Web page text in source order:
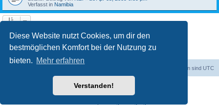
Diese Website nutzt Cookies, um dir den
bestmöglichen Komfort bei der Nutzung zu
bieten. Mehr erfahren
Verstanden!
Verfasst in Namibia
Die Suche ergab 103 Treffer 1 2 3
Alle Zeiten sind UTC
Powered byphpBB® Forum Software © phpBB Limited
phpBB.de